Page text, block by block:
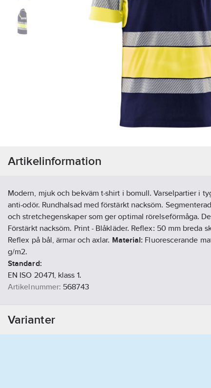
Artikelinformation
Modern, mjuk och bekväm t-shirt i bomull. Varselpartier i
anti-odör. Rundhalsad med förstärkt nacksöm.
och stretchegenskaper som ger optimal rörelseförmåga.
Förstärkt nacksöm. Print - Blåkläder. Reflex: 50 mm breda
Reflex på bål, ärmar och axlar. Material: Fluorescerande
g/m2.
Standard:
EN ISO 20471, klass 1.
Artikelnummer: 568743
Materialklass
Varianter